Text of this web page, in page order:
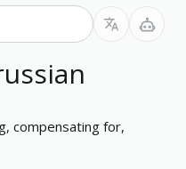
compensating for,